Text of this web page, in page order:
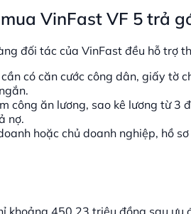
VinFast VF 5 trả
đối tác của VinFast đều hỗ trợ
có căn cước công dân, giấy tờ
công ăn lương, sao kê lương từ
nợ.
hoặc chủ doanh nghiệp, hồ
khoảng 450,23 triệu đồng sau